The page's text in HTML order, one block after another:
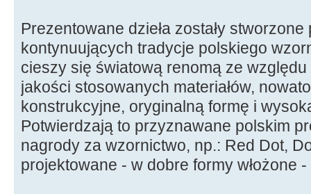
Prezentowane dzieła zostały
kontynuujących tradycje polskiego
cieszy się światową renomą ze
jakości stosowanych materiałów,
konstrukcyjne, oryginalną formę i
Potwierdzają to przyznawane polskim
nagrody za wzornictwo, np.: Red Dot,
projektowane - w dobre formy włożone